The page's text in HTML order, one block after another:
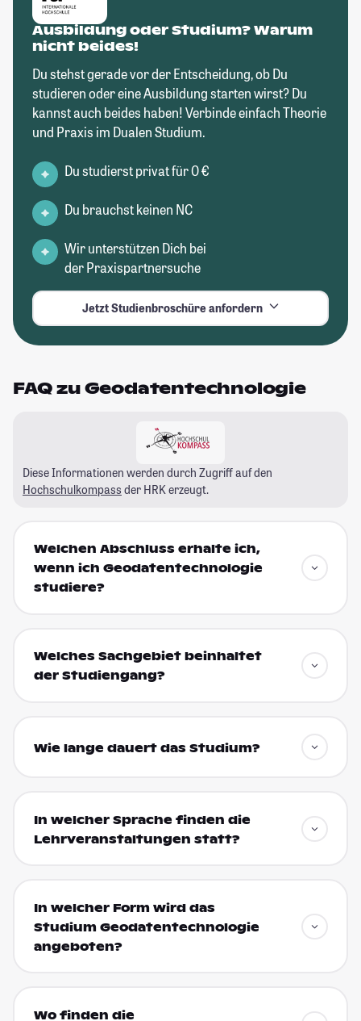
Ausbildung oder Studium? Warum
nicht beides!
Du stehst gerade vor der Entscheidung, ob Du
studieren oder eine Ausbildung starten wirst? Du
kannst auch beides haben! Verbinde einfach Theorie
und Praxis im Dualen Studium.
Du studierst privat für 0 €
Du brauchst keinen NC
Wir unterstützen Dich bei
der Praxispartnersuche
Jetzt Studienbroschüre anfordern
FAQ zu Geodatentechnologie
Diese Informationen werden durch Zugriff auf den
Hochschulkompass der HRK erzeugt.
Welchen Abschluss erhalte ich,
wenn ich Geodatentechnologie
studiere?
Welches Sachgebiet beinhaltet
der Studiengang?
Wie lange dauert das Studium?
In welcher Sprache finden die
Lehrveranstaltungen statt?
In welcher Form wird das
Studium Geodatentechnologie
angeboten?
Wo finden die